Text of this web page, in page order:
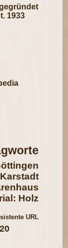
1933
Karstadt
Holz
URL